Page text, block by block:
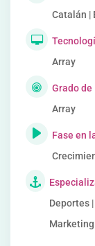
Catalán |
Array
Grado
Array
Fase en
Deportes
Marketing